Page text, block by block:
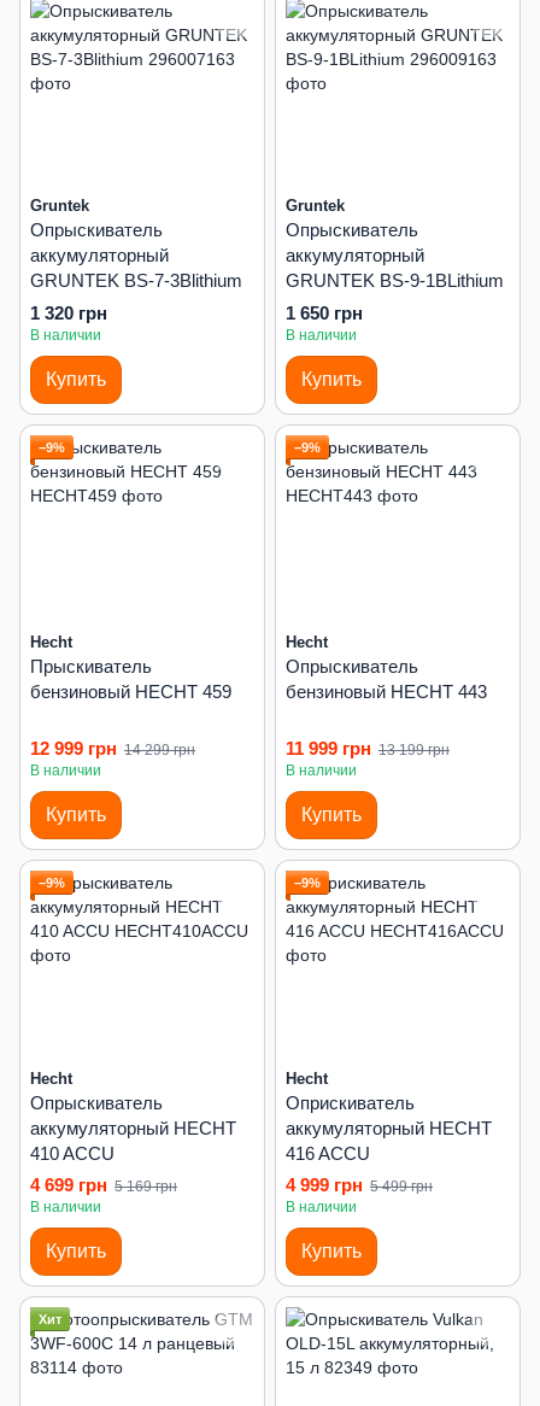
Gruntek
Опрыскиватель
аккумуляторный
GRUNTEK BS-7-3Blithium
1 320 грн
В наличии
Купить
Gruntek
Опрыскиватель
аккумуляторный
GRUNTEK BS-9-1BLithium
1 650 грн
В наличии
Купить
−9%
Hecht
Прыскиватель
бензиновый HECHT 459
12 999 грн 14 299 грн
В наличии
Купить
−9%
Hecht
Опрыскиватель
бензиновый HECHT 443
11 999 грн 13 199 грн
В наличии
Купить
−9%
Hecht
Опрыскиватель
аккумуляторный HECHT
410 ACCU
4 699 грн 5 169 грн
В наличии
Купить
−9%
Hecht
Оприскиватель
аккумуляторный HECHT
416 ACCU
4 999 грн 5 499 грн
В наличии
Купить
Хит